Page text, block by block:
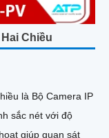
Chiều
là Bộ Camera IP
sắc nét với độ
giúp quan sát